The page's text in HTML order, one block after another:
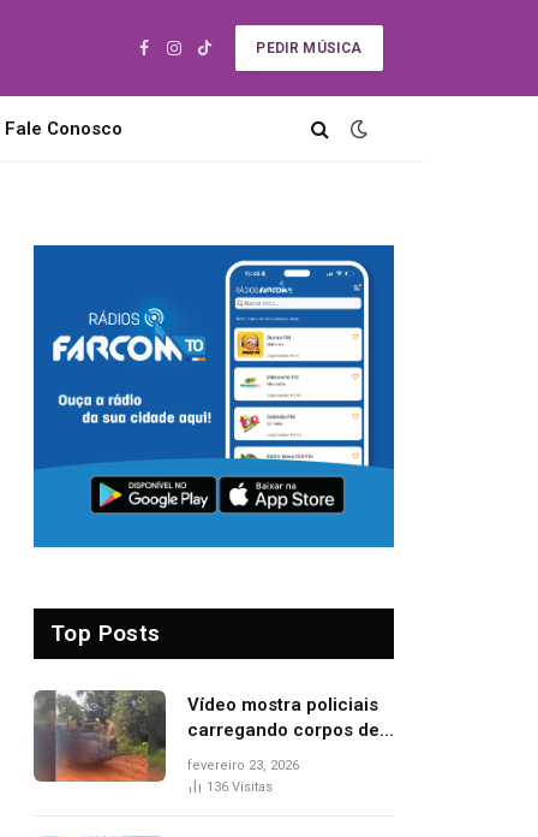
Facebook
Instagram
TikTok
PEDIR MÚSICA
Fale Conosco
Top Posts
Vídeo mostra policiais
carregando corpos de
suspeitos mortos em
confronto dentro de
fevereiro 23, 2026
136 Visitas